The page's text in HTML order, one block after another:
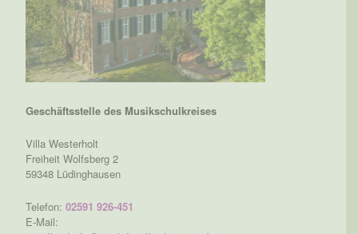
Geschäftsstelle des Musikschulkreises
Villa Westerholt
Freiheit Wolfsberg 2
59348 Lüdinghausen
Telefon: 02591 926-451
E-Mail: